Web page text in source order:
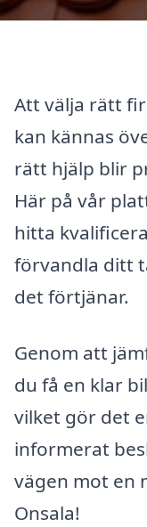
Att välja rätt
kan kännas
rätt hjälp blir
Här på vår
hitta
förvandla ditt
det förtjänar.
Genom att
du få en klar
vilket gör det
informerat
vägen mot en
Onsala!